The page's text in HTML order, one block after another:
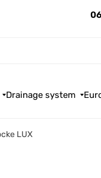
Drainage system
LUX